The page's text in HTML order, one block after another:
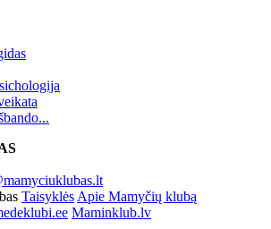
TaisyklėsApie Mamyčių klubą
Maminklub.lv